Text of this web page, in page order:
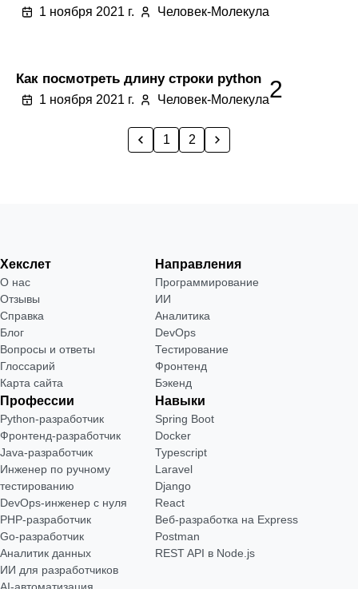
1 ноября 2021 г. Человек-Молекула
Как посмотреть длину строки python
1 ноября 2021 г. Человек-Молекула2
1 2
Хекслет
О нас
Отзывы
Справка
Блог
Вопросы и ответы
Глоссарий
Карта сайта
Направления
Программирование
ИИ
Аналитика
DevOps
Тестирование
Фронтенд
Бэкенд
Профессии
Python-разработчик
Фронтенд-разработчик
Java-разработчик
Инженер по ручному
тестированию
DevOps-инженер с нуля
РНР-разработчик
Go-разработчик
Аналитик данных
ИИ для разработчиков
Навыки
Spring Boot
Docker
Typescript
Laravel
Django
React
Веб-разработка на Express
Postman
REST API в Node.js